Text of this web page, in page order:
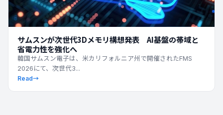
サムスンが次世代3Dメモリ構想発表 AI基盤の帯域と
省電力性を強化へ
韓国サムスン電子は、米カリフォルニア州で開催されたFMS
2026にて、次世代3...
Read→